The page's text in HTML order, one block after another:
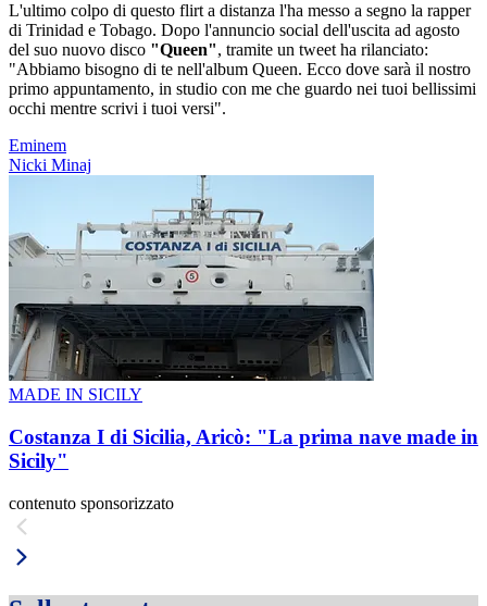
L'ultimo colpo di questo flirt a distanza l'ha messo a segno la rapper
di Trinidad e Tobago. Dopo l'annuncio social dell'uscita ad agosto
del suo nuovo disco "Queen", tramite un tweet ha rilanciato:
"Abbiamo bisogno di te nell'album Queen. Ecco dove sarà il nostro
primo appuntamento, in studio con me che guardo nei tuoi bellissimi
occhi mentre scrivi i tuoi versi".
Eminem
Nicki Minaj
MADE IN SICILY
Costanza I di Sicilia, Aricò: "La prima nave made in
Sicily"
contenuto sponsorizzato